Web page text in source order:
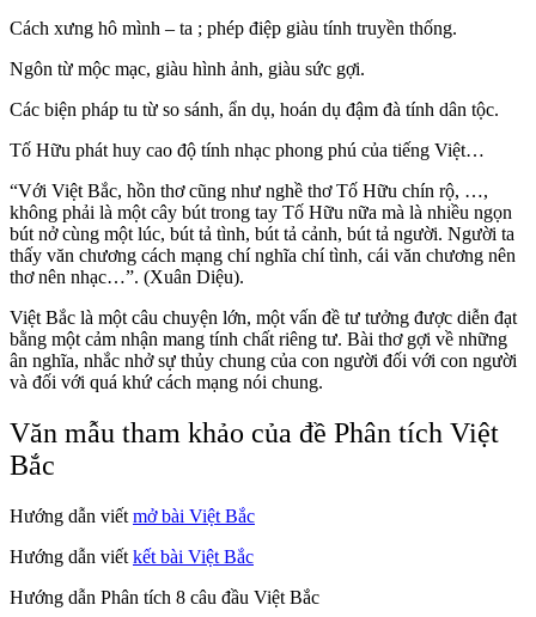
Cách xưng hô mình – ta ; phép điệp giàu tính truyền thống.
Ngôn từ mộc mạc, giàu hình ảnh, giàu sức gợi.
Các biện pháp tu từ so sánh, ẩn dụ, hoán dụ đậm đà tính dân tộc.
Tố Hữu phát huy cao độ tính nhạc phong phú của tiếng Việt…
“Với Việt Bắc, hồn thơ cũng như nghề thơ Tố Hữu chín rộ, …,
không phải là một cây bút trong tay Tố Hữu nữa mà là nhiều ngọn
bút nở cùng một lúc, bút tả tình, bút tả cảnh, bút tả người. Người ta
thấy văn chương cách mạng chí nghĩa chí tình, cái văn chương nên
thơ nên nhạc…”. (Xuân Diệu).
Việt Bắc là một câu chuyện lớn, một vấn đề tư tưởng được diễn đạt
bằng một cảm nhận mang tính chất riêng tư. Bài thơ gợi về những
ân nghĩa, nhắc nhở sự thủy chung của con người đối với con người
và đối với quá khứ cách mạng nói chung.
Văn mẫu tham khảo của đề Phân tích Việt
Bắc
Hướng dẫn viết mở bài Việt Bắc
Hướng dẫn viết kết bài Việt Bắc
Hướng dẫn Phân tích 8 câu đầu Việt Bắc